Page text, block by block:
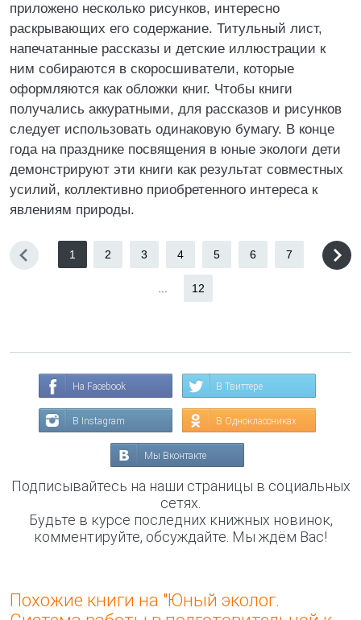
приложено несколько рисунков, интересно
раскрывающих его содержание. Титульный лист,
напечатанные рассказы и детские иллюстрации к
ним собираются в скоросшиватели, которые
оформляются как обложки книг. Чтобы книги
получались аккуратными, для рассказов и рисунков
следует использовать одинаковую бумагу. В конце
года на празднике посвящения в юные экологи дети
демонстрируют эти книги как результат совместных
усилий, коллективно приобретенного интереса к
явлениям природы.
1 2 3 4 5 6 7
12
На Facebook В Твиттере
В Instagram В Одноклассниках
Мы Вконтакте
Подписывайтесь на наши страницы в социальных
сетях.
Будьте в курсе последних книжных новинок,
комментируйте, обсуждайте. Мы ждём Вас!
Похожие книги на "Юный эколог.